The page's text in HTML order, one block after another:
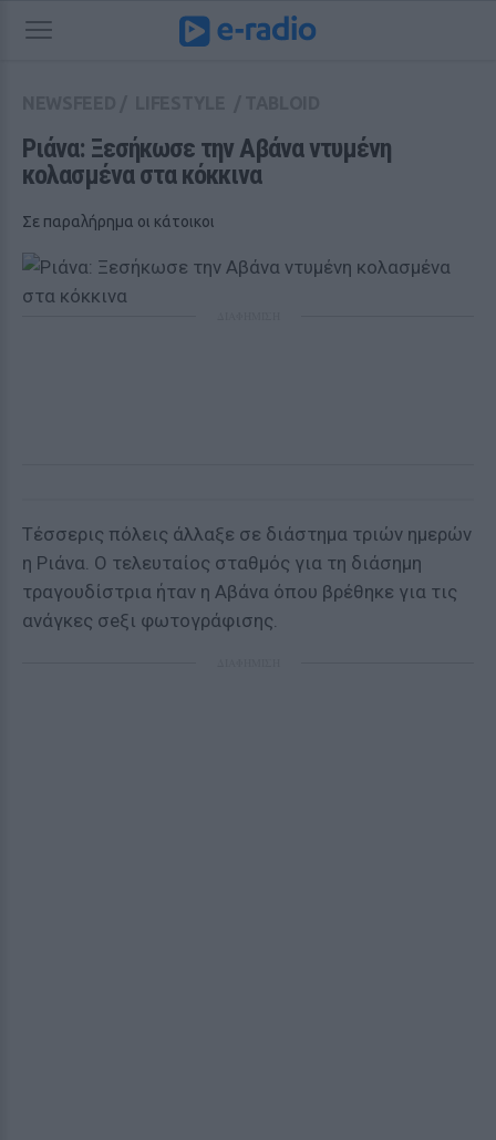
Ριάνα: Ξεσήκωσε την Αβάνα ντυμένη
κολασμένα στα κόκκινα
Σε παραλήρημα οι κάτοικοι
Τέσσερις πόλεις άλλαξε σε διάστημα τριών ημερών
η Ριάνα. Ο τελευταίος σταθμός για τη διάσημη
τραγουδίστρια ήταν η Αβάνα όπου βρέθηκε για τις
ανάγκες σeξι φωτογράφισης.